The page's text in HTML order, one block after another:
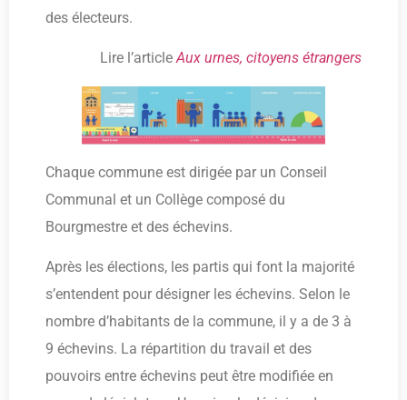
des électeurs.
Lire l’articleAux urnes, citoyens étrangers
Chaque commune est dirigée par un Conseil
Communal et un Collège composé du
Bourgmestre et des échevins.
Après les élections, les partis qui font la majorité
s’entendent pour désigner les échevins. Selon le
nombre d’habitants de la commune, il y a de 3 à
9 échevins. La répartition du travail et des
pouvoirs entre échevins peut être modifiée en